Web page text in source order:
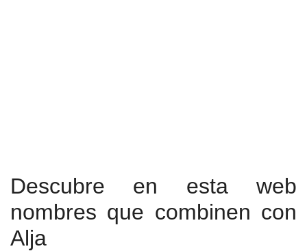
Descubre en esta web
nombres que combinen con
Alja